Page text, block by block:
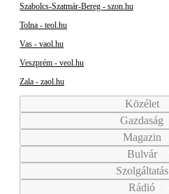
Szabolcs-Szatmár-Bereg - szon.hu
Tolna - teol.hu
Vas - vaol.hu
Veszprém - veol.hu
Zala - zaol.hu
Közélet
Gazdaság
Magazin
Bulvár
Szolgáltatás
Rádió